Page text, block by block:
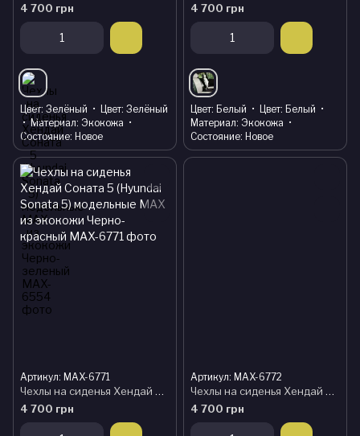
4 700 грн
Цвет Зелёный Цвет Зелёный
Материал Экокожа
Состояние Новое
4 700 грн
Цвет Белый Цвет Белый
Материал Экокожа
Состояние Новое
Артикул: MAX-6771
Чехлы на сиденья Хендай Соната 5 (Hyundai Sonata 5) модельные MAX из экокожи Черно-красный
4 700 грн
Артикул: MAX-6772
Чехлы на сиденья Хендай Соната 5 (Hyundai Sonata 5) модельные MAX из экокожи Черно-желтый
4 700 грн